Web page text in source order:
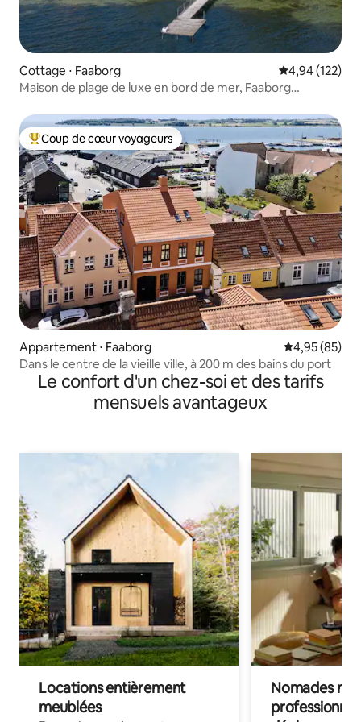
Cottage ⋅ Faaborg Évaluation
4,94 (122)
Maison de plage de luxe en bord de mer, Faaborg
Coups de cœur voyageurs les plus appréciés
Coup de cœur voyageurs
Appartement ⋅ Faaborg Évaluation
4,95 (85)
Dans le centre de la vieille ville, à 200 m des bains du port
Le confort d'un chez-soi et des tarifs
mensuels avantageux
Locations entièrement
meublées
Nomades